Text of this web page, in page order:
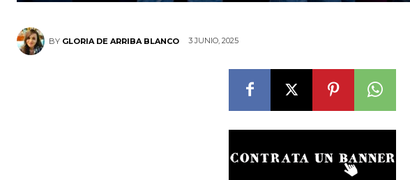
BY GLORIA DE ARRIBA BLANCO 3 JUNIO, 2025